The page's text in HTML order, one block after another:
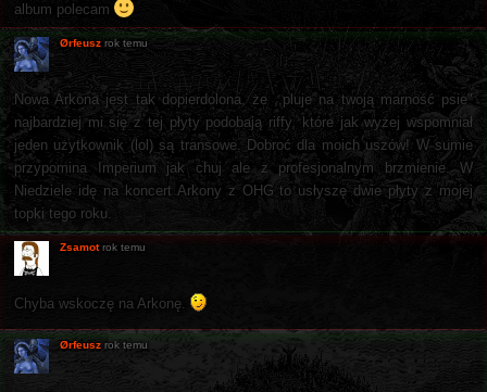
album polecam
Ørfeusz rok temu
Nowa Arkona jest tak dopierdolona, że ,,pluje na twoją marność psie"
najbardziej mi się z tej płyty podobają riffy, które jak wyżej wspomniał
jeden użytkownik (lol) są transowe. Dobroć dla moich uszów! W sumie
przypomina Imperium jak chuj ale z profesjonalnym brzmienie. W
Niedziele idę na koncert Arkony z OHG to usłyszę dwie płyty z mojej
topki tego roku.
Zsamot rok temu
Chyba wskoczę na Arkonę.
Ørfeusz rok temu